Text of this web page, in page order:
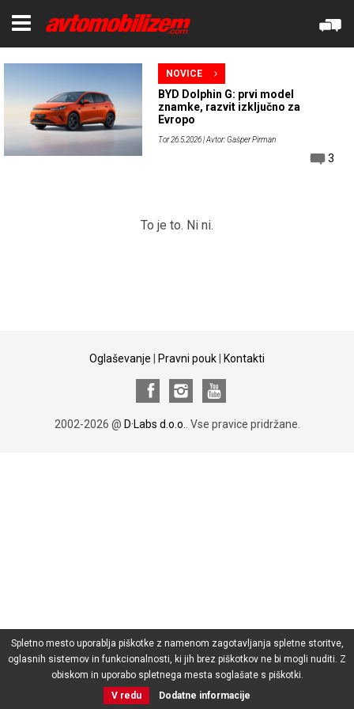
NOVICE
BYD Dolphin G: prvi model
znamke, razvit izključno za
Evropo
Tor 26.5.2026| Avtor: Gašper Pirman
3
To je to. Ni ni.
Oglaševanje Pravni pouk Kontakti
2002-2026 @ D·Labs d.o.o.. Vse pravice pridržane.
Spletno mesto uporablja piškotke z namenom zagotavljanja spletne storitve,
oglasnih sistemov in funkcionalnosti, ki jih brez piškotkov ne bi mogli nuditi. Z
obiskom in uporabo spletnega mesta soglašate s piškotki.
V redu
Dodatne informacije